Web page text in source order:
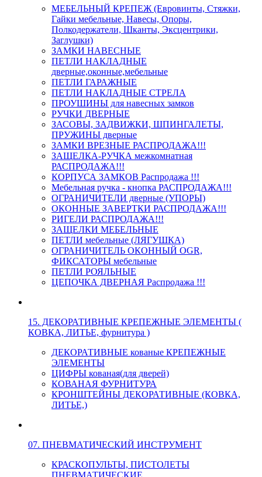
МЕБЕЛЬНЫЙ КРЕПЕЖ (Евровинты, Стяжки,
Гайки мебельные, Навесы, Опоры,
Полкодержатели, Шканты, Эксцентрики,
Заглушки)
ЗАМКИ НАВЕСНЫЕ
ПЕТЛИ НАКЛАДНЫЕ
дверные,оконные,мебельные
ПЕТЛИ ГАРАЖНЫЕ
ПЕТЛИ НАКЛАДНЫЕ СТРЕЛА
ПРОУШИНЫ для навесных замков
РУЧКИ ДВЕРНЫЕ
ЗАСОВЫ, ЗАДВИЖКИ, ШПИНГАЛЕТЫ,
ПРУЖИНЫ дверные
ЗАМКИ ВРЕЗНЫЕ РАСПРОДАЖА!!!
ЗАЩЕЛКА-РУЧКА межкомнатная
РАСПРОДАЖА!!!
КОРПУСА ЗАМКОВ Распродажа !!!
Мебельная ручка - кнопка РАСПРОДАЖА!!!
ОГРАНИЧИТЕЛИ дверные (УПОРЫ)
ОКОННЫЕ ЗАВЕРТКИ РАСПРОДАЖА!!!
РИГЕЛИ РАСПРОДАЖА!!!
ЗАЩЕЛКИ МЕБЕЛЬНЫЕ
ПЕТЛИ мебельные (ЛЯГУШКА)
ОГРАНИЧИТЕЛЬ ОКОННЫЙ OGR,
ФИКСАТОРЫ мебельные
ПЕТЛИ РОЯЛЬНЫЕ
ЦЕПОЧКА ДВЕРНАЯ Распродажа !!!
15. ДЕКОРАТИВНЫЕ КРЕПЕЖНЫЕ ЭЛЕМЕНТЫ (
КОВКА, ЛИТЬЕ, фурнитура )
ДЕКОРАТИВНЫЕ кованые КРЕПЕЖНЫЕ
ЭЛЕМЕНТЫ
ЦИФРЫ кованая(для дверей)
КОВАНАЯ ФУРНИТУРА
КРОНШТЕЙНЫ ДЕКОРАТИВНЫЕ (КОВКА,
ЛИТЬЕ,)
07. ПНЕВМАТИЧЕСКИЙ ИНСТРУМЕНТ
КРАСКОПУЛЬТЫ, ПИСТОЛЕТЫ
ПНЕВМАТИЧЕСКИЕ